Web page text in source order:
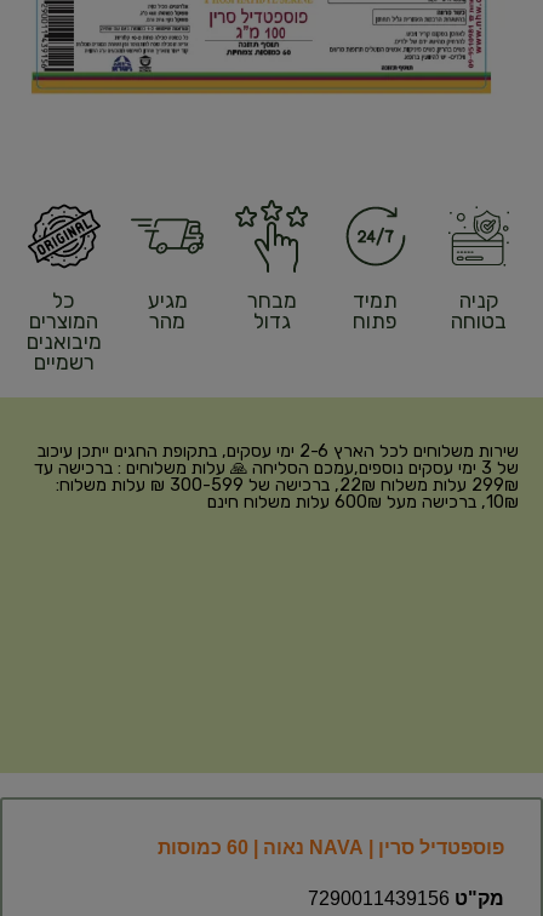
קניה
בטוחה
תמיד
פתוח
מבחר
גדול
מגיע
מהר
כל
המוצרים
מיבואנים
רשמיים
שירות משלוחים לכל הארץ 2-6 ימי עסקים, בתקופת החגים ייתכן עיכוב
של 3 ימי עסקים נוספים,עמכם הסליחה 🙏 עלות משלוחים : ברכישה עד
299₪ עלות משלוח 22₪, ברכישה של 300-599 ₪ עלות משלוח:
10₪, ברכישה מעל 600₪ עלות משלוח חינם
פוספטדיל סרין | NAVA נאוה | 60 כמוסות
מק"ט 7290011439156